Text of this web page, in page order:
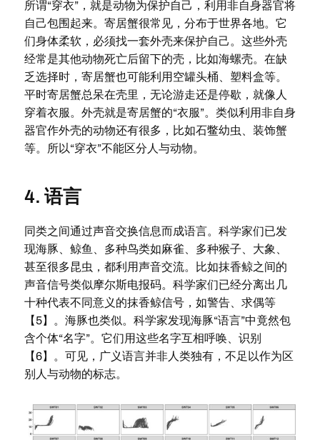
所谓“穿衣”，就是动物为保护自己，利用非自身器官将
自己包围起来。寄居蟹很常见，分布于世界各地。它
们身体柔软，必须找一套外壳来保护自己。这些外壳
经常是其他动物死亡后留下的壳，比如海螺壳。在缺
乏选择时，寄居蟹也可能利用空罐头桶、塑料盒等。
平时寄居蟹总呆在壳里，无论游走还是停歇，就像人
穿着衣服。外壳就是寄居蟹的“衣服”。类似利用非自身
器官作外壳的动物还有很多，比如石鳖幼虫、装饰蟹
等。所以“穿衣”不能区分人与动物。
4. 语言
同类之间通过声音交换信息而成语言。科学家们已发
现海豚、鲸鱼、多种鸟类如麻雀、多种猴子、大象、
甚至很多昆虫，都利用声音交流。比如抹香鲸之间的
声音信号类似摩尔斯电报码。科学家们已经分离出几
十种代表不同意义的抹香鲸信号，如警告、求偶等
【5】。海豚也类似。科学家发现海豚“语言”中竟然包
含个体“名字”。它们用这些名字互相呼唤、识别
【6】。可见，广义语言并非人类独有，不足以作为区
别人与动物的标志。